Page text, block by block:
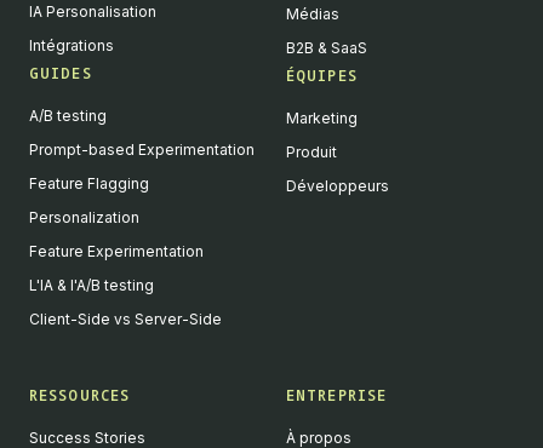
IA Personalisation
Intégrations
GUIDES
A/B testing
Prompt-based Experimentation
Feature Flagging
Personalization
Feature Experimentation
L'IA & l'A/B testing
Client-Side vs Server-Side
Médias
B2B & SaaS
ÉQUIPES
Marketing
Produit
Développeurs
RESSOURCES
Success Stories
ENTREPRISE
À propos